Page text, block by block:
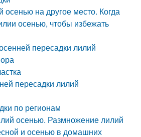
осенью на другое место. Когда
осенью, чтобы избежать
пересадки лилий
пересадки лилий
по регионам
осенью. Размножение лилий
и осенью в домашних